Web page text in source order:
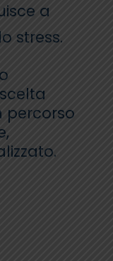
a
stress.
percorso